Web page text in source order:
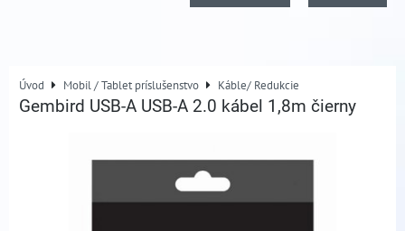
Úvod Mobil / Tablet príslušenstvo Káble/ Redukcie
Gembird USB-A USB-A 2.0 kábel 1,8m čierny